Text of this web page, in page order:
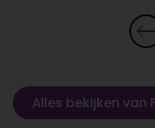
Alles bekijken van